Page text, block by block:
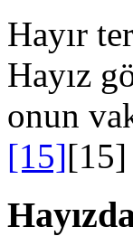
Hayır
Hayız
onun
[15][15]